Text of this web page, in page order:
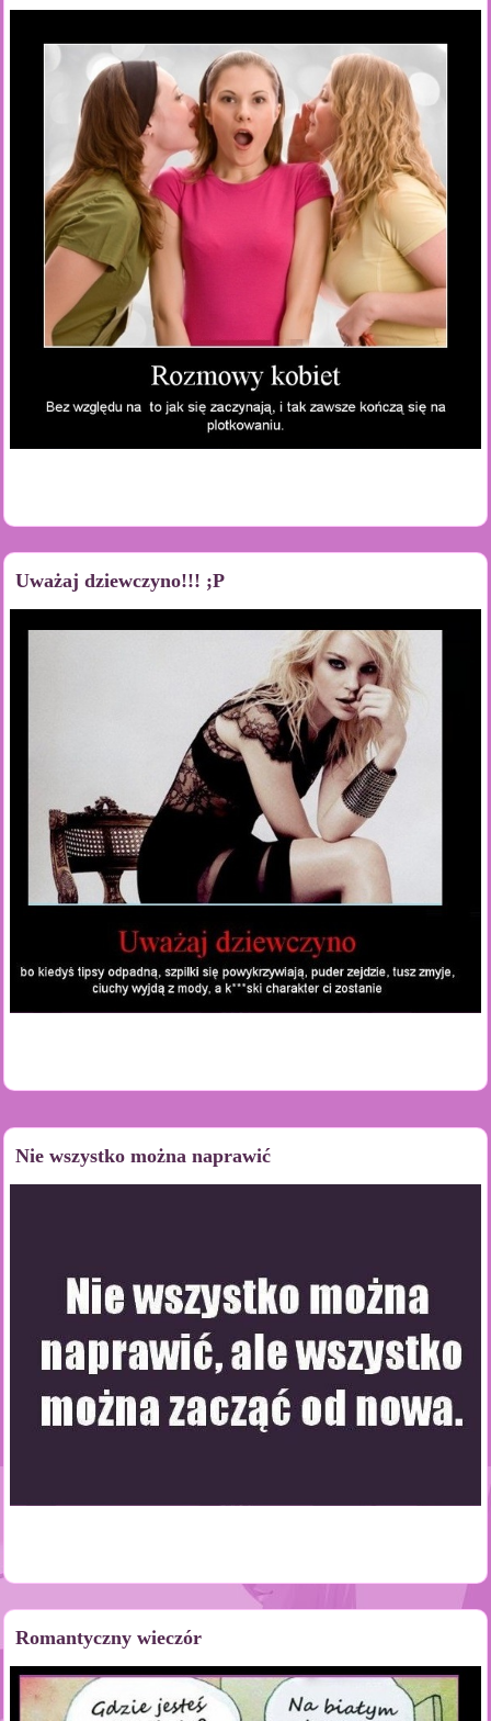
Uważaj dziewczyno!!! ;P
Nie wszystko można naprawić
Romantyczny wieczór